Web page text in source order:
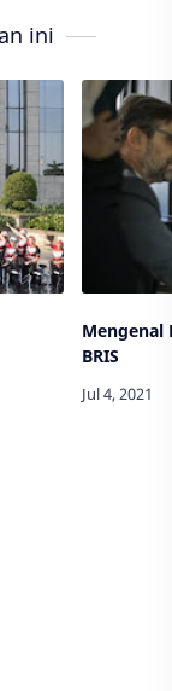
ini
Mengenal
BRIS